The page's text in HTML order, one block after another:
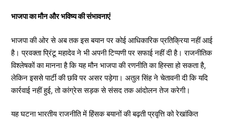
भाजपा का मौन और भविष्य की संभावनाएं
भाजपा की ओर से अब तक इस बयान पर कोई आधिकारिक प्रतिक्रिया नहीं आई
है। प्रवक्ता प्रिंटू महादेव ने भी अपनी टिप्पणी पर सफाई नहीं दी है। राजनीतिक
विश्लेषकों का मानना है कि यह मौन भाजपा की रणनीति का हिस्सा हो सकता है,
लेकिन इससे पार्टी की छवि पर असर पड़ेगा। अतुल सिंह ने चेतावनी दी कि यदि
कार्रवाई नहीं हुई, तो कांग्रेस सड़क से संसद तक आंदोलन तेज करेगी।
यह घटना भारतीय राजनीति में हिंसक बयानों की बढ़ती प्रवृत्ति को रेखांकित